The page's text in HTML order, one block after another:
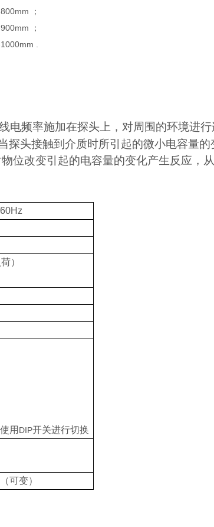
；
；
.
电频率施加在探头上，对周围的环境进
探头接触到介质时所引起的微小电容量
位改变引起的电容量的变化产生反应，
）
用 DIP开关进行切换
可变）